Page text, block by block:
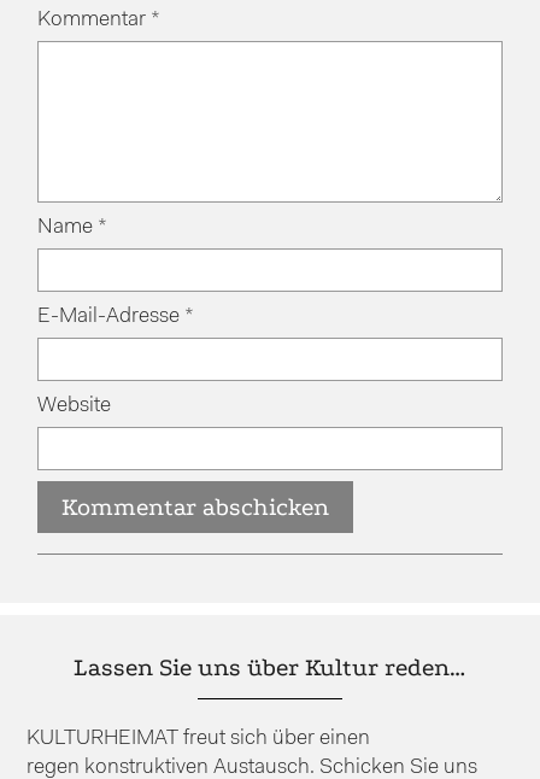
Kommentar *
Name *
E-Mail-Adresse *
Website
Lassen Sie uns über Kultur reden…
KULTURHEIMAT freut sich über einen
regen konstruktiven Austausch. Schicken Sie uns